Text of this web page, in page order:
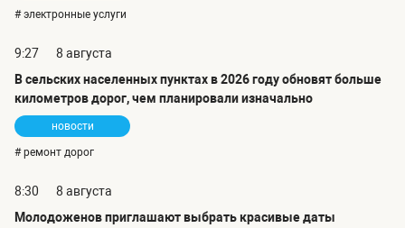
# электронные услуги
9:27
8 августа
В сельских населенных пунктах в 2026 году обновят больше
километров дорог, чем планировали изначально
новости
# ремонт дорог
8:30
8 августа
Молодоженов приглашают выбрать красивые даты